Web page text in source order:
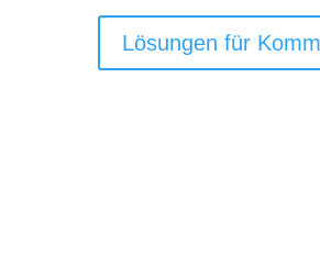
Lösungen für